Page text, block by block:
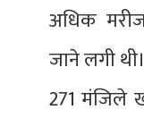
अधिक
जाने लगी
271 मंजिले